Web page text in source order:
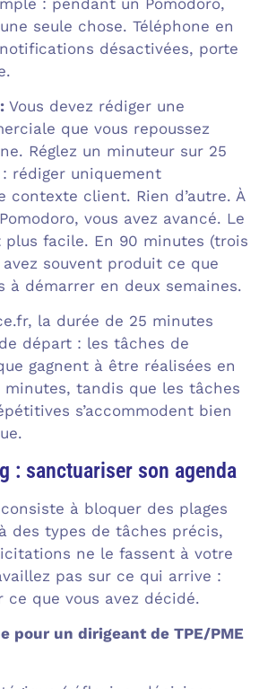
seule chose. Téléphone en
désactivées, porte
Vous devez rédiger une
que vous repoussez
Réglez un minuteur sur 25
rédiger uniquement
contexte client. Rien d’autre. À
vous avez avancé. Le
plus facile. En 90 minutes (trois
avez souvent produit ce que
à démarrer en deux semaines.
la durée de 25 minutes
départ : les tâches de
gagnent à être réalisées en
minutes, tandis que les tâches
s’accommodent bien
: sanctuariser son agenda
à bloquer des plages
des types de tâches précis,
ne le fassent à votre
pas sur ce qui arrive :
ce que vous avez décidé.
pour un dirigeant de TPE/PME